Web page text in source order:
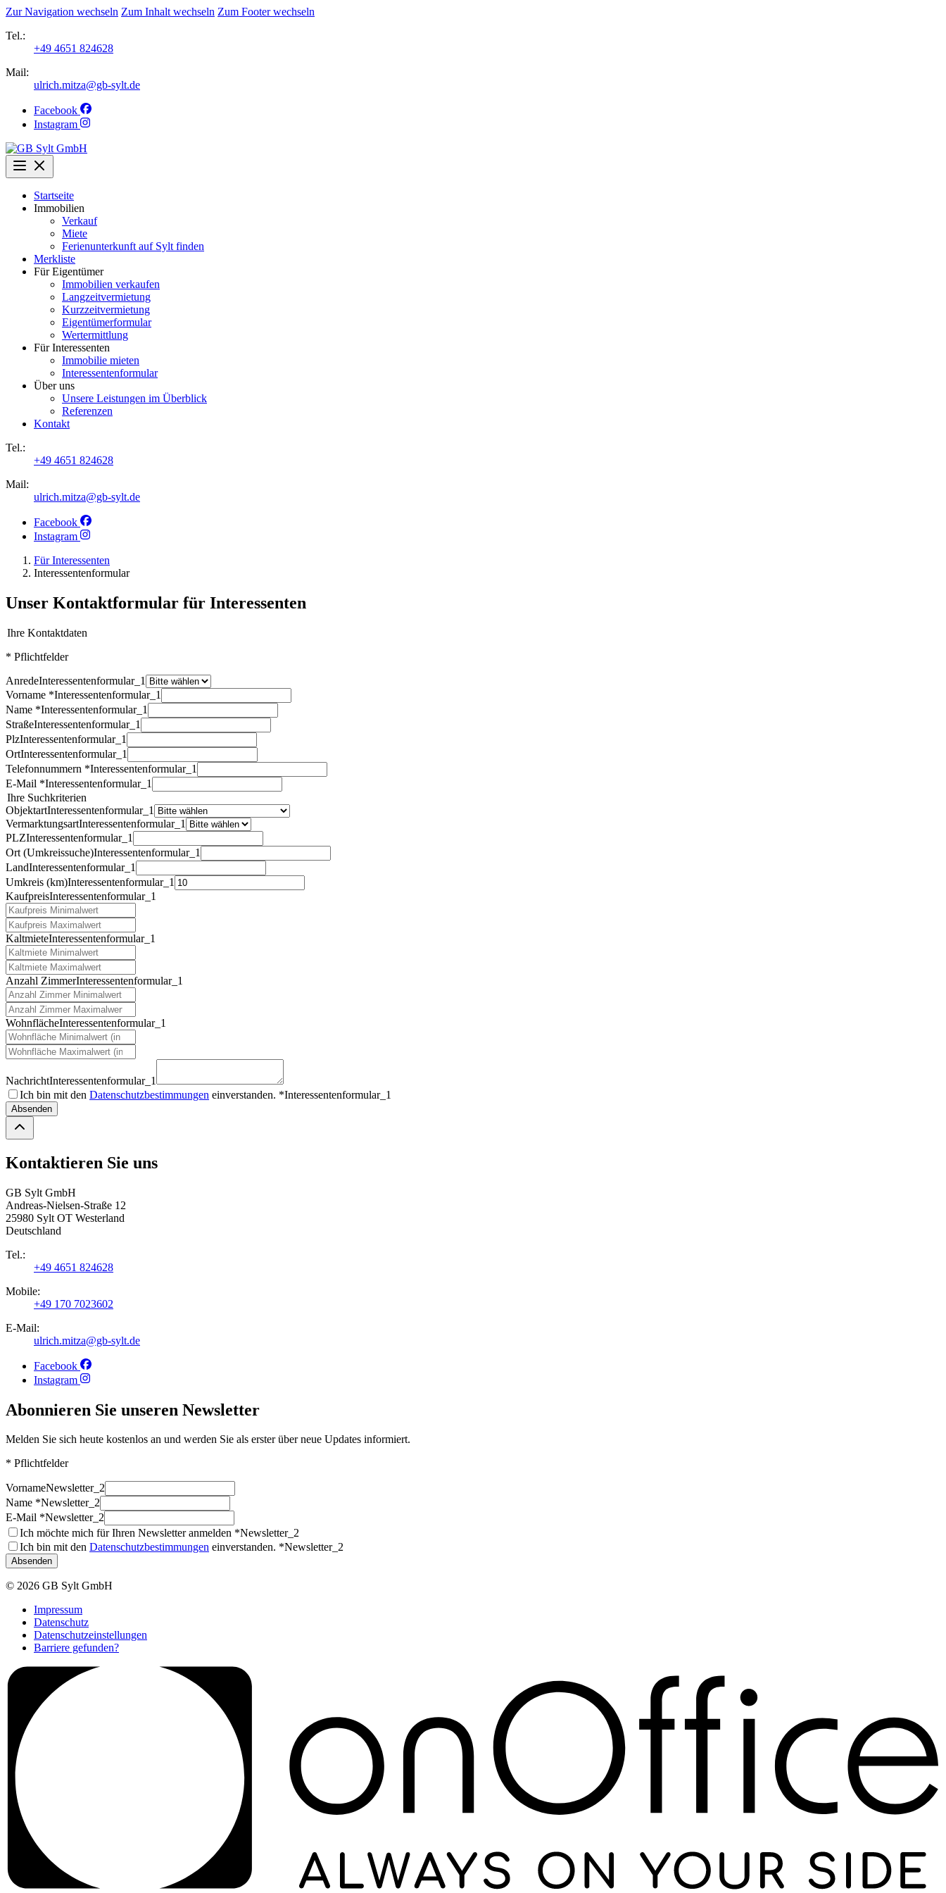
Zur Navigation wechseln Zum Inhalt wechseln Zum Footer wechseln
Tel.:
+49 4651 824628
Mail:
ulrich.mitza@gb-sylt.de
Facebook
Instagram
Startseite
Immobilien
Verkauf
Miete
Ferienunterkunft auf Sylt finden
Merkliste
Für Eigentümer
Immobilien verkaufen
Langzeitvermietung
Kurzzeitvermietung
Eigentümerformular
Wertermittlung
Für Interessenten
Immobilie mieten
Interessentenformular
Über uns
Unsere Leistungen im Überblick
Referenzen
Kontakt
Tel.:
+49 4651 824628
Mail:
ulrich.mitza@gb-sylt.de
Facebook
Instagram
Für Interessenten
Interessentenformular
Unser Kontaktformular für Interessenten
Ihre Kontaktdaten
* Pflichtfelder
AnredeInteressentenformular_1
Vorname *Interessentenformular_1
Name *Interessentenformular_1
StraßeInteressentenformular_1
PlzInteressentenformular_1
OrtInteressentenformular_1
Telefonnummern *Interessentenformular_1
E-Mail *Interessentenformular_1
Ihre Suchkriterien
ObjektartInteressentenformular_1
VermarktungsartInteressentenformular_1
PLZInteressentenformular_1
Ort (Umkreissuche)Interessentenformular_1
LandInteressentenformular_1
Umkreis (km)Interessentenformular_1
KaufpreisInteressentenformular_1
KaltmieteInteressentenformular_1
Anzahl ZimmerInteressentenformular_1
WohnflächeInteressentenformular_1
NachrichtInteressentenformular_1
Ich bin mit den Datenschutzbestimmungen einverstanden. *Interessentenformular_1
Absenden
Kontaktieren Sie uns
GB Sylt GmbH
Andreas-Nielsen-Straße 12
25980 Sylt OT Westerland
Deutschland
Tel.:
+49 4651 824628
Mobile:
+49 170 7023602
E-Mail:
ulrich.mitza@gb-sylt.de
Facebook
Instagram
Abonnieren Sie unseren Newsletter
Melden Sie sich heute kostenlos an und werden Sie als erster über neue Updates informiert.
* Pflichtfelder
VornameNewsletter_2
Name *Newsletter_2
E-Mail *Newsletter_2
Ich möchte mich für Ihren Newsletter anmelden *Newsletter_2
Ich bin mit den Datenschutzbestimmungen einverstanden. *Newsletter_2
Absenden
© 2026 GB Sylt GmbH
Impressum
Datenschutz
Datenschutzeinstellungen
Barriere gefunden?